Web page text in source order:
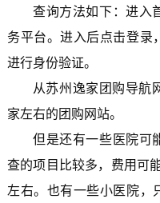
查询方法如下：进入
务平台。进入后点击登录
进行身份验证。
从苏州逸家团购导航
家左右的团购网站。
但是还有一些医院可
查的项目比较多，费用可
左右。也有一些小医院，